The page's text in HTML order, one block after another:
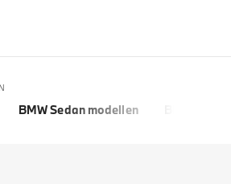
BMW Sedan modellen